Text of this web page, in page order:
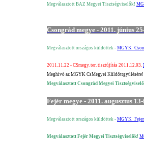
Megválasztott BAZ Megyei Tisztségviselők!
Csongrád megye - 2011. június
Megválasztott országos küldöttek -
2011.11.22 - CSmegy. ter. tisztújítás 2011.12.03.
Meghívó az MGYK CsMegyei Küldöttgyülésére!
Megválasztott Csongrád Megyei
Fejér megye - 2011. augusztus
Megválasztott országos küldöttek -
Megválasztott Fejér Megyei Tisztségviselők!